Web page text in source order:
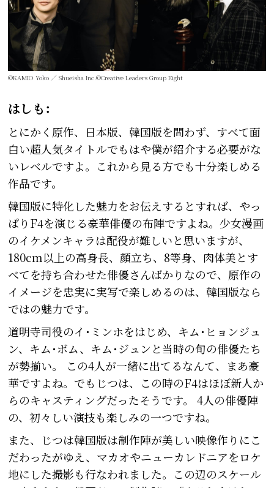
©KAMIO Yoko ／ Shueisha Inc.©Creative Leaders Group Eight
はしも：
とにかく原作、日本版、韓国版を問わず、すべて面
白い超人気タイトルでもはや僕が紹介する必要がな
いレベルですよ。これから見る方でも十分楽しめる
作品です。
韓国版に特化した魅力をお伝えするとすれば、やっ
ぱりF4を演じる豪華俳優の布陣ですよね。少女漫画
のイケメンキャラは配役が難しいと思いますが、
180cm以上の高身長、顔立ち、8等身、肉体美とす
べてを持ち合わせた俳優さんばかりなので、原作の
イメージを忠実に実写で楽しめるのは、韓国版なら
ではの魅力です。
道明寺司役のイ･ミンホをはじめ、キム･ヒョンジュ
ン、キム･ボム、キム･ジュンと当時の旬の俳優たち
が勢揃い。 この4人が一緒に出てるなんて、まあ豪
華ですよね。でもじつは、この時のF4はほぼ新人か
らのキャスティングだったそうです。 4人の俳優陣
の、初々しい演技も楽しみの一つですね。
また、じつは韓国版は制作陣が美しい映像作りにこ
だわったがゆえ、マカオやニューカレドニアをロケ
地にした撮影も行なわれました。この辺のスケール